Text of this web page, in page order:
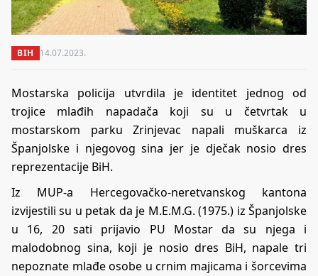
BIH 14.07.2023.
Mostarska policija utvrdila je identitet jednog od
trojice mlađih napadača koji su u četvrtak u
mostarskom parku Zrinjevac napali muškarca iz
Španjolske i njegovog sina jer je dječak nosio dres
reprezentacije BiH.
Iz MUP-a Hercegovačko-neretvanskog kantona
izvijestili su u petak da je M.E.M.G. (1975.) iz Španjolske
u 16, 20 sati prijavio PU Mostar da su njega i
malodobnog sina, koji je nosio dres BiH, napale tri
nepoznate mlađe osobe u crnim majicama i šorcevima